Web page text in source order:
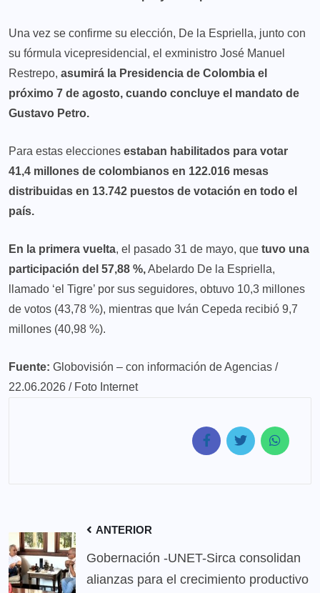
Una vez se confirme su elección, De la Espriella, junto con
su fórmula vicepresidencial, el exministro José Manuel
Restrepo, asumirá la Presidencia de Colombia el
próximo 7 de agosto, cuando concluye el mandato de
Gustavo Petro.
Para estas elecciones estaban habilitados para votar
41,4 millones de colombianos en 122.016 mesas
distribuidas en 13.742 puestos de votación en todo el
país.
En la primera vuelta, el pasado 31 de mayo, que tuvo una
participación del 57,88 %,Abelardo De la Espriella,
llamado ‘el Tigre’ por sus seguidores, obtuvo 10,3 millones
de votos (43,78 %), mientras que Iván Cepeda recibió 9,7
millones (40,98 %).
Fuente: Globovisión – con información de Agencias /
22.06.2026 / Foto Internet
ANTERIOR
Gobernación -UNET-Sirca consolidan
alianzas para el crecimiento productivo